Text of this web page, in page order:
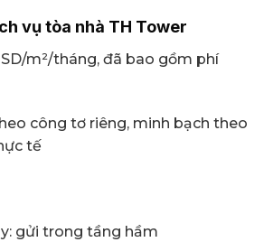
vụ tòa nhà TH Tower
m²/tháng, đã bao gồm phí
công tơ riêng, minh bạch theo
tế
gửi trong tầng hầm